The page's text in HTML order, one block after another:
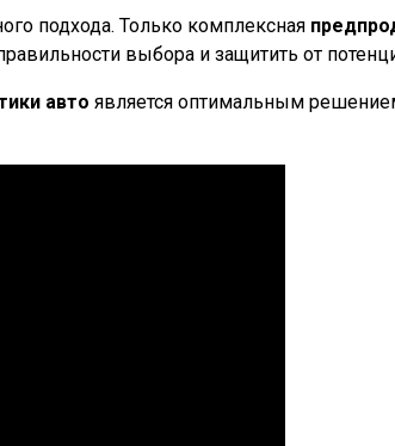
подхода. Только комплексная
выбора и защитить от
авто является оптимальным